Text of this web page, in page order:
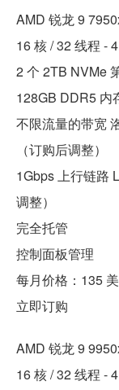
AMD 锐龙 9
16 核 / 32 线程 -
2 个 2TB NVMe
128GB DDR5 内
不限流量的带宽
（订购后调整）
1Gbps 上行链路
调整）
完全托管
控制面板管理
每月价格：135
立即订购
AMD 锐龙 9
16 核 / 32 线程 -